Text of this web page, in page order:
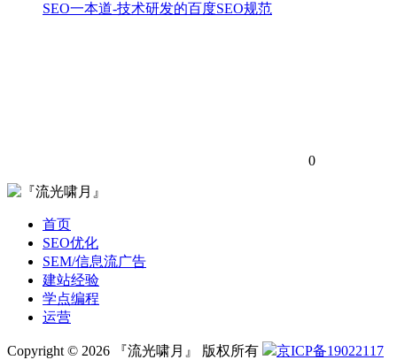
SEO一本道-技术研发的百度SEO规范
0
首页
SEO优化
SEM/信息流广告
建站经验
学点编程
运营
Copyright © 2026 『流光啸月』 版权所有
京ICP备19022117